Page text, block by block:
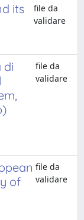
its
file da
validare
di
file da
validare
of
file da
validare